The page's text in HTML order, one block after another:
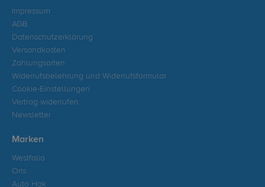
Impressum
AGB
Datenschutzerklärung
Versandkosten
Zahlungsarten
Widerrufsbelehrung und Widerrufsformular
Cookie-Einstellungen
Vertrag widerrufen
Newsletter
Marken
Westfalia
Oris
Auto Hak